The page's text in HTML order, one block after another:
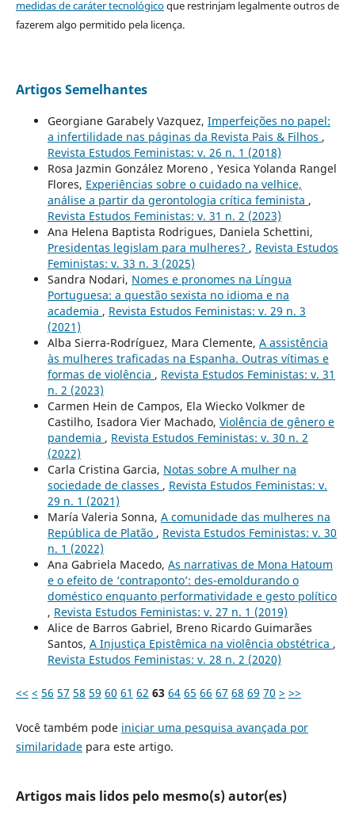
medidas de caráter tecnológicoque restrinjam legalmente outros de
fazerem algo permitido pela licença.
Artigos Semelhantes
Georgiane Garabely Vazquez, Imperfeições no papel:
a infertilidade nas páginas da Revista Pais & Filhos ,
Revista Estudos Feministas: v. 26 n. 1 (2018)
Rosa Jazmin González Moreno , Yesica Yolanda Rangel
Flores, Experiências sobre o cuidado na velhice,
análise a partir da gerontologia crítica feminista ,
Revista Estudos Feministas: v. 31 n. 2 (2023)
Ana Helena Baptista Rodrigues, Daniela Schettini,
Presidentas legislam para mulheres? , Revista Estudos
Feministas: v. 33 n. 3 (2025)
Sandra Nodari, Nomes e pronomes na Língua
Portuguesa: a questão sexista no idioma e na
academia , Revista Estudos Feministas: v. 29 n. 3
(2021)
Alba Sierra-Rodríguez, Mara Clemente, A assistência
às mulheres traficadas na Espanha. Outras vítimas e
formas de violência , Revista Estudos Feministas: v. 31
n. 2 (2023)
Carmen Hein de Campos, Ela Wiecko Volkmer de
Castilho, Isadora Vier Machado, Violência de gênero e
pandemia , Revista Estudos Feministas: v. 30 n. 2
(2022)
Carla Cristina Garcia, Notas sobre A mulher na
sociedade de classes , Revista Estudos Feministas: v.
29 n. 1 (2021)
María Valeria Sonna, A comunidade das mulheres na
República de Platão , Revista Estudos Feministas: v. 30
n. 1 (2022)
Ana Gabriela Macedo, As narrativas de Mona Hatoum
e o efeito de ‘contraponto’: des-emoldurando o
doméstico enquanto performatividade e gesto político
, Revista Estudos Feministas: v. 27 n. 1 (2019)
Alice de Barros Gabriel, Breno Ricardo Guimarães
Santos, A Injustiça Epistêmica na violência obstétrica ,
Revista Estudos Feministas: v. 28 n. 2 (2020)
<< < 56 57 58 59 60 61 62 63 64 65 66 67 68 69 70 > >>
Você também pode iniciar uma pesquisa avançada por
similaridadepara este artigo.
Artigos mais lidos pelo mesmo(s) autor(es)